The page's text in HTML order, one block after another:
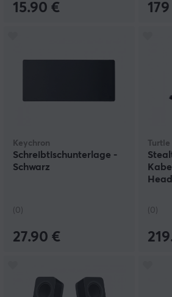
15.90 €
Keychron
Schreibtischunterlage -
Schwarz
(0)
27.90 €
(0)